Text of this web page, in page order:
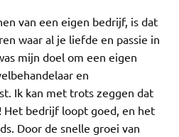
van een eigen bedrijf, is dat
waar al je liefde en passie in
mijn doel om een eigen
en
Ik kan met trots zeggen dat
Het bedrijf loopt goed, en het
Door de snelle groei van